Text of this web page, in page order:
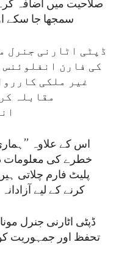
صلاحیت میں اضافہ کرے
سمجھا جا سکے
ڈپٹی اٹارنی جنرل
کی فارن
غیر ملکی
مقابلہ
اس کے علاوہ
خطرے کی معلومات
پلیٹ فارم چلاتی
کرنے کے لیے
ڈپٹی اٹارنی جنرل
تحفظ اور جمہوریت کو